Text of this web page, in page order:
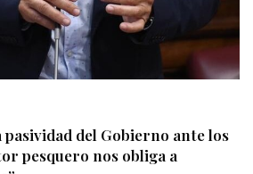
del Gobierno ante los
pesquero nos obliga a